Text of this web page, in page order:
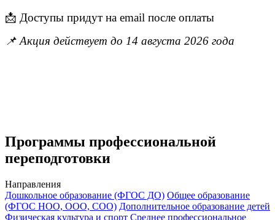
📩 Доступы придут на email после оплаты
📌 Акция действует до 14 августа 2026 года
Программы профессиональной
переподготовки
Направления
Дошкольное образование (ФГОС ДО) Общее образование
(ФГОС НОО, ООО, СОО) Дополнительное образование детей
Физическая культура и спорт Среднее профессиональное